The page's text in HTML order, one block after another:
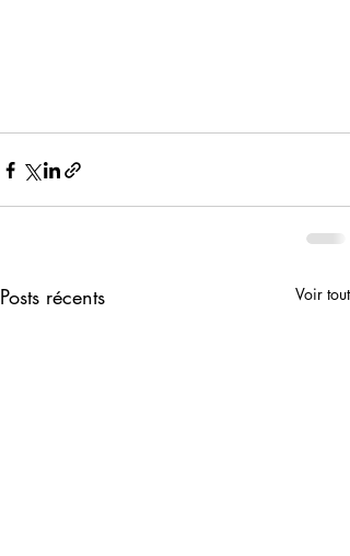
Posts récents Voir tout